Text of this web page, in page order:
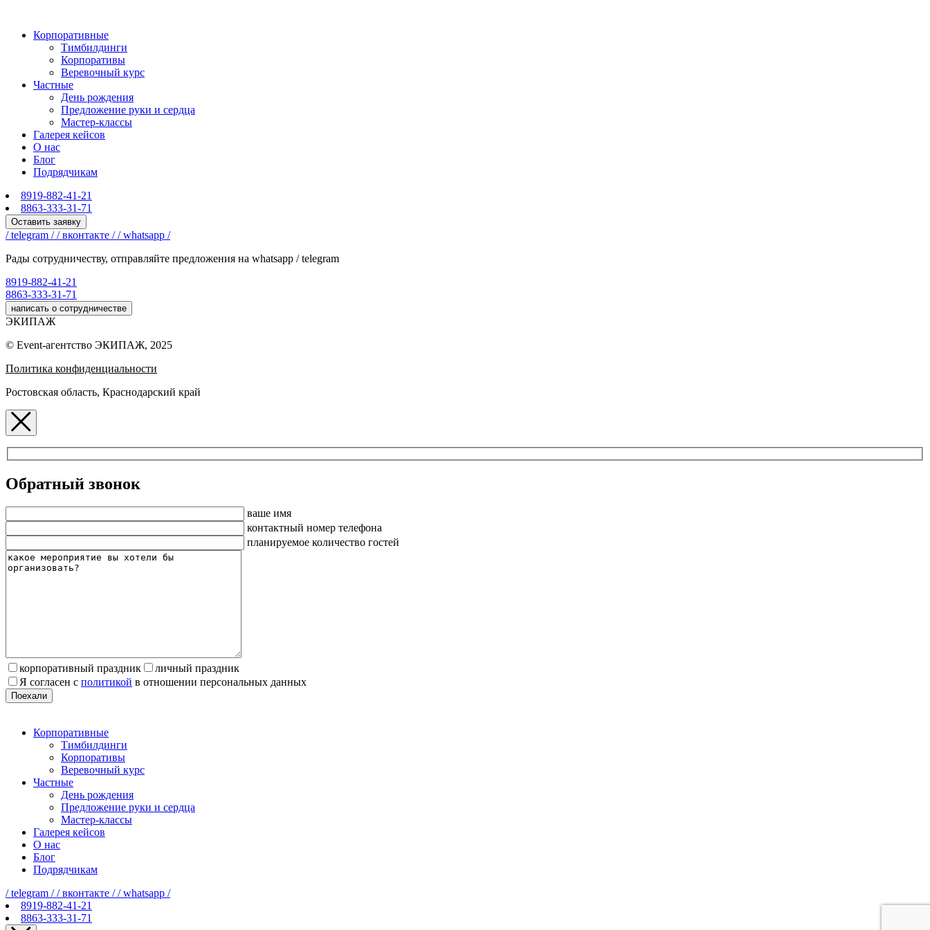
Корпоративные
Тимбилдинги
Корпоративы
Веревочный курс
Частные
День рождения
Предложение руки и сердца
Мастер-классы
Галерея кейсов
О нас
Блог
Подрядчикам
8919-882-41-21
8863-333-31-71
Оставить заявку
/ telegram // вконтакте // whatsapp /
Рады сотрудничеству, отправляйте предложения на whatsapp / telegram
8919-882-41-21
8863-333-31-71
написать о сотрудничестве
ЭКИПАЖ
© Event-агентство ЭКИПАЖ, 2025
Политика конфиденциальности
Ростовская область, Краснодарский край
Обратный звонок
ваше имя
контактный номер телефона
планируемое количество гостей
корпоративный праздник
личный праздник
Я согласен с политикой в отношении персональных данных
Поехали
Корпоративные
Тимбилдинги
Корпоративы
Веревочный курс
Частные
День рождения
Предложение руки и сердца
Мастер-классы
Галерея кейсов
О нас
Блог
Подрядчикам
/ telegram // вконтакте // whatsapp /
8919-882-41-21
8863-333-31-71